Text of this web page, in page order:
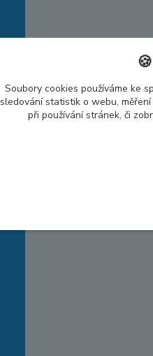
Soubory cookies používáme ke
sledování statistik o webu,
při používání stránek, či